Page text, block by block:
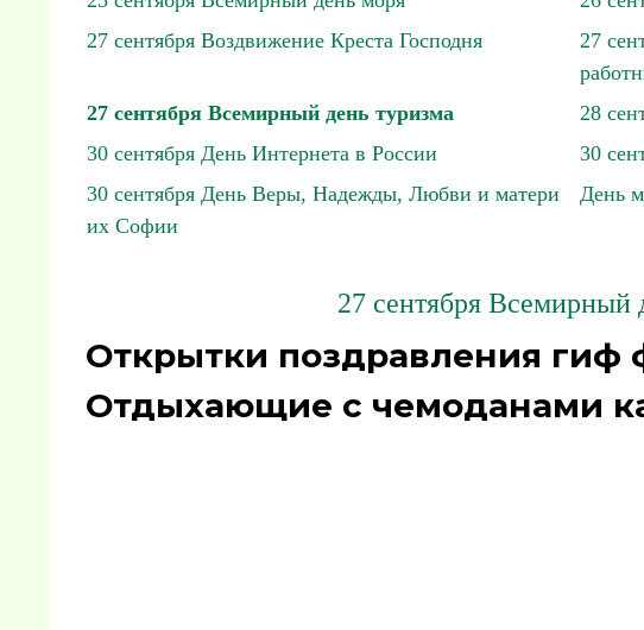
27 сентября Воздвижение Креста Господня
27
27 сентября Всемирный день туризма
28
30 сентября День Интернета в России
30
30 сентября День Веры, Надежды, Любви и матери
их Софии
День
27 сентября Всемирный
Открытки поздравления гиф
Отдыхающие с чемоданами